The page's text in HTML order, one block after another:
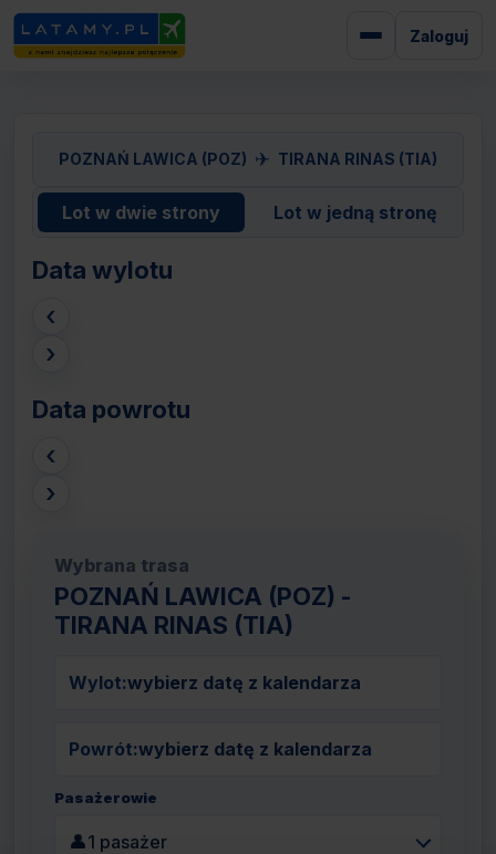
Zaloguj
POZNAŃ LAWICA (POZ) ✈ TIRANA RINAS (TIA)
Lot w dwie strony Lot w jedną stronę
Data wylotu
‹
›
Data powrotu
‹
›
Wybrana trasa
POZNAŃ LAWICA (POZ) -
TIRANA RINAS (TIA)
Wylot:wybierz datę z kalendarza
Powrót:wybierz datę z kalendarza
Pasażerowie
👤1 pasażer